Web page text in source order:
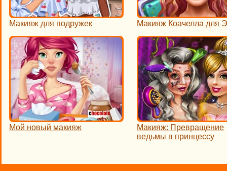
Макияж для подружек Макияж Коачелла для
Мой новый макияж
Макияж: Превращение
ведьмы в принцессу